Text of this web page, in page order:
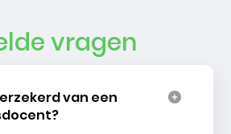
vragen
van een